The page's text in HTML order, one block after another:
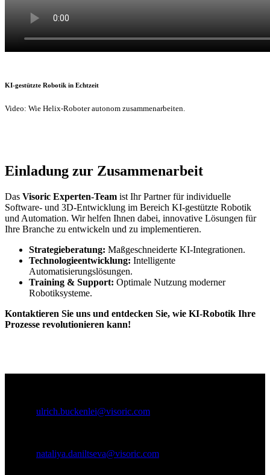
KI-gestützte Robotik in Echtzeit
Video: Wie Helix-Roboter autonom zusammenarbeiten.
Einladung zur Zusammenarbeit
Das Visoric Experten-Team ist Ihr Partner für individuelle
Software- und 3D-Entwicklung im Bereich KI-gestützte Robotik
und Automation. Wir helfen Ihnen dabei, innovative Lösungen für
Ihre Branche zu entwickeln und zu implementieren.
Strategieberatung: Maßgeschneiderte KI-Integrationen.
Technologieentwicklung: Intelligente
Automatisierungslösungen.
Training & Support: Optimale Nutzung moderner
Robotiksysteme.
Kontaktieren Sie uns und entdecken Sie, wie KI-Robotik Ihre
Prozesse revolutionieren kann!
ulrich.buckenlei@visoric.com
nataliya.daniltseva@visoric.com